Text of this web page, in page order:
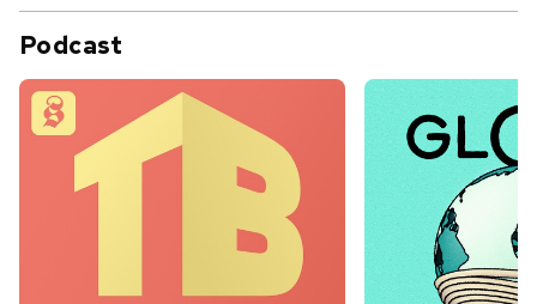
Podcast